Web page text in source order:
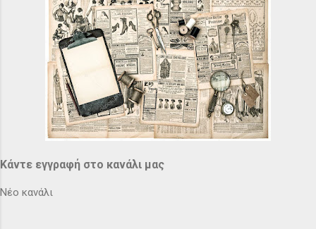
Κάντε εγγραφή στο κανάλι μας
Νέο κανάλι